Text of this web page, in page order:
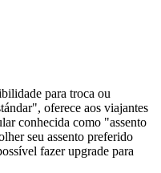
para troca ou
oferece aos viajantes
conhecida como "assento
seu assento preferido
fazer upgrade para